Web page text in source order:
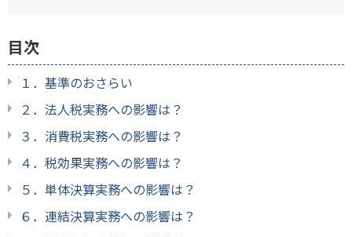
目次
１．基準のおさらい
２．法人税実務への影響は？
３．消費税実務への影響は？
４．税効果実務への影響は？
５．単体決算実務への影響は？
６．連結決算実務への影響は？